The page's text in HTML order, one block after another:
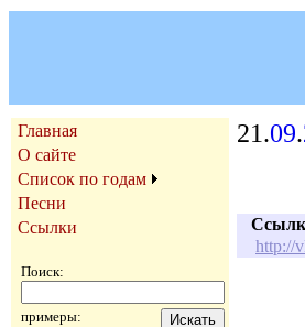
Главная
О сайте
Список по годам
Песни
Ссылки
Поиск:
примеры:
21.09.
http://